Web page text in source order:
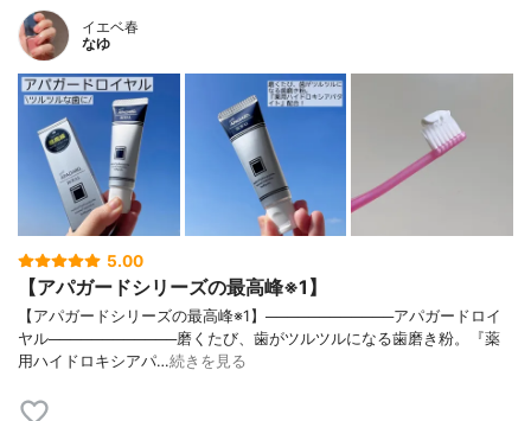
イエベ春
なゆ
5.00
【アパガードシリーズの最高峰※1】
【アパガードシリーズの最高峰※1】────────────アパガードロイ
ヤル────────────磨くたび、歯がツルツルになる歯磨き粉。『薬
用ハイドロキシアパ…続きを見る